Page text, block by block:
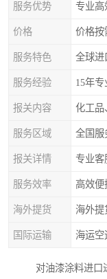
服务优势 专业高
价格 价格按
服务特色 全球进
服务经验 15年
报关内容 化工品
服务区域 全国服
报关详情 专业客
服务效率 高效便
海外提货 海外提
国际运输 海运空
对油漆涂料进口